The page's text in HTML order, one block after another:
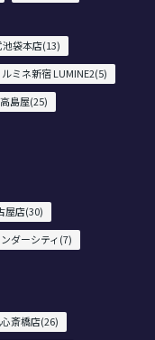
池袋本店(13)
ルミネ新宿 LUMINE2(5)
島屋(25)
屋店(30)
ダーシティ(7)
斎橋店(26)